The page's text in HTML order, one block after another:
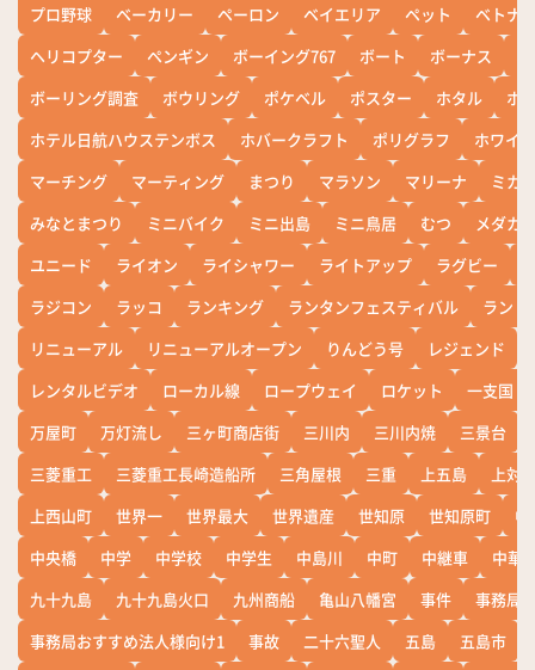
プロ野球 ベーカリー ペーロン ベイエリア ペット
ベトナ
ヘリコプター
ペンギン ボーイング767 ボート ボーナス
ボーリング調査
ボウリング ポケベル ポスター ホタル
ホ
ホテル日航ハウステンボス
ホバークラフト ポリグラフ
ホワイ
マーチング
マーティング まつり マラソン マリーナ
ミカ
みなとまつり
ミニバイク ミニ出島 ミニ鳥居 むつ
メダカ
ユニード
ライオン ライシャワー ライトアップ ラグビー
ラジコン
ラッコ ランキング ランタンフェスティバル
ランド
リニューアル
リニューアルオープン りんどう号 レジェンド
レンタルビデオ
ローカル線 ロープウェイ ロケット
一支国
万屋町
万灯流し 三ヶ町商店街 三川内 三川内焼 三景台
三菱重工
三菱重工長崎造船所 三角屋根 三重 上五島
上対
上西山町
世界一 世界最大 世界遺産 世知原 世知原町
中
中央橋
中学 中学校 中学生 中島川 中町 中継車
中華
九十九島
九十九島火口 九州商船 亀山八幡宮 事件
事務局
事務局おすすめ法人様向け1
事故 二十六聖人 五島 五島市